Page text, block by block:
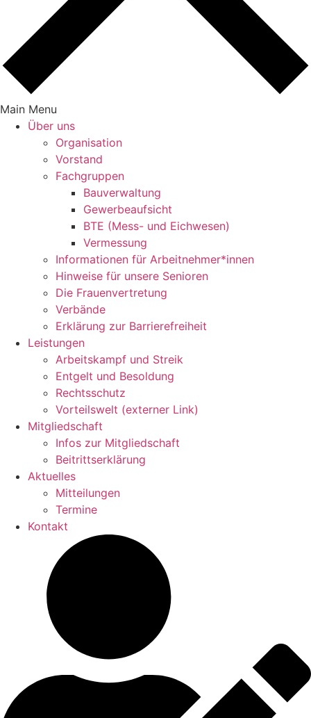
Main Menu
Über uns
Orga­ni­sa­tion
Vorstand
Fach­gruppen
Bauver­wal­tung
Gewer­be­auf­sicht
BTE (Mess- und Eichwesen)
Vermes­sung
Infor­ma­tionen für Arbeitnehmer*innen
Hinweise für unsere Senioren
Die Frau­en­ver­tre­tung
Verbände
Erklä­rung zur Barrierefreiheit
Leis­tungen
Arbeits­kampf und Streik
Entgelt und Besoldung
Rechts­schutz
Vorteils­welt (externer Link)
Mitglied­schaft
Infos zur Mitgliedschaft
Beitritts­er­klä­rung
Aktu­elles
Mittei­lungen
Termine
Kontakt